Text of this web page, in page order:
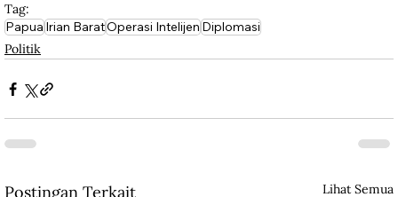
Tag:
PapuaIrian BaratOperasi IntelijenDiplomasi
Politik
Postingan Terkait Lihat Semua